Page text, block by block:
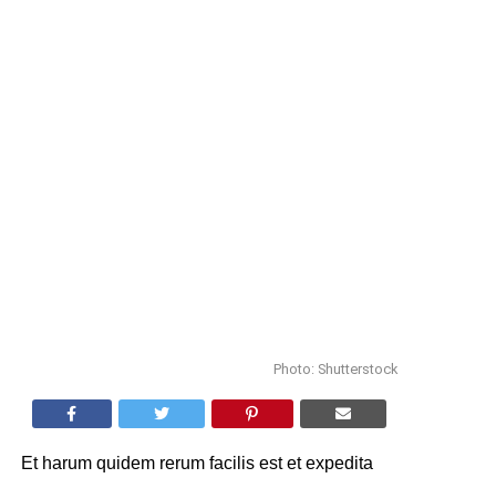
Photo: Shutterstock
Et harum quidem rerum facilis est et expedita